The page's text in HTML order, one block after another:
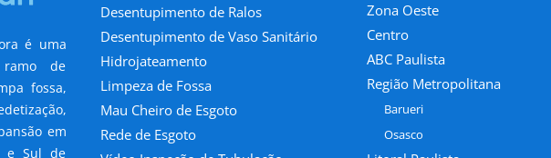
é uma
de
fossa,
em
e Sul de
Desentupimento de Ralos
Desentupimento de Vaso Sanitário
Hidrojateamento
Limpeza de Fossa
Mau Cheiro de Esgoto
Rede de Esgoto
Zona Oeste
Centro
ABC Paulista
Região Metropolitana
Barueri
Osasco